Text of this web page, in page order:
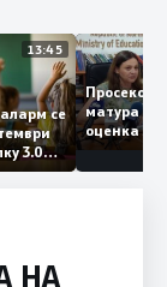
13:45
аларм се
3.000
матура
оценка
НА